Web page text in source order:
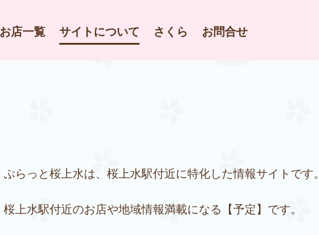
お店一覧 サイトについて さくら お問合せ
ぷらっと桜上水は、桜上水駅付近に特化した情報サイトです。
桜上水駅付近のお店や地域情報満載になる【予定】です。